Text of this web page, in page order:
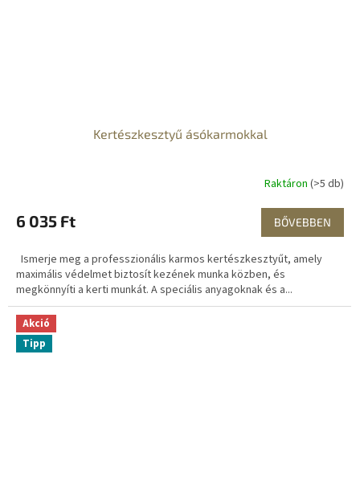
Kertészkesztyű ásókarmokkal
Raktáron (>5 db)
6 035 Ft BŐVEBBEN
Ismerje meg a professzionális karmos kertészkesztyűt, amely
maximális védelmet biztosít kezének munka közben, és
megkönnyíti a kerti munkát. A speciális anyagoknak és a...
Akció
Tipp